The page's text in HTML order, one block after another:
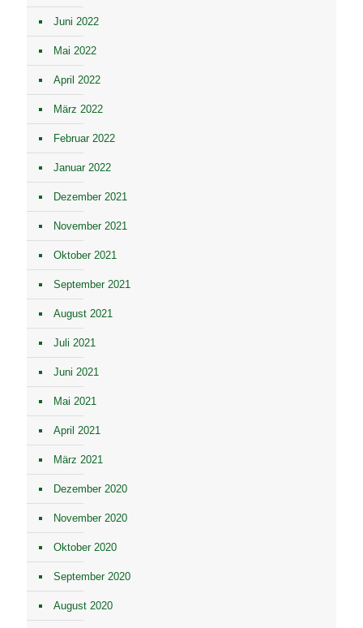
Juni 2022
Mai 2022
April 2022
März 2022
Februar 2022
Januar 2022
Dezember 2021
November 2021
Oktober 2021
September 2021
August 2021
Juli 2021
Juni 2021
Mai 2021
April 2021
März 2021
Dezember 2020
November 2020
Oktober 2020
September 2020
August 2020